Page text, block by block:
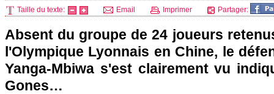
Taille du texte: Email Imprimer Partager:
Absent du groupe de 24 joueurs
l'Olympique Lyonnais en Chine, le
Yanga-Mbiwa s'est clairement vu
Gones…